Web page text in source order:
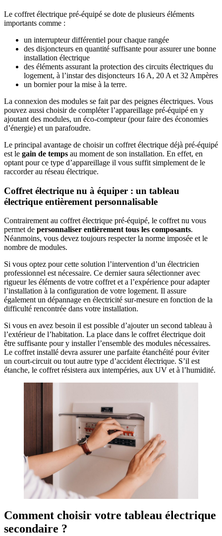
Le coffret électrique pré-équipé se dote de plusieurs éléments
importants comme :
un interrupteur différentiel pour chaque rangée
des disjoncteurs en quantité suffisante pour assurer une bonne
installation électrique
des éléments assurant la protection des circuits électriques du
logement, à l’instar des disjoncteurs 16 A, 20 A et 32 Ampères
un bornier pour la mise à la terre.
La connexion des modules se fait par des peignes électriques. Vous
pouvez aussi choisir de compléter l’appareillage pré-équipé en y
ajoutant des modules, un éco-compteur (pour faire des économies
d’énergie) et un parafoudre.
Le principal avantage de choisir un coffret électrique déjà pré-équipé
est le gain de temps au moment de son installation. En effet, en
optant pour ce type d’appareillage il vous suffit simplement de le
raccorder au réseau électrique.
Coffret électrique nu à équiper : un tableau
électrique entièrement personnalisable
Contrairement au coffret électrique pré-équipé, le coffret nu vous
permet de personnaliser entièrement tous les composants.
Néanmoins, vous devez toujours respecter la norme imposée et le
nombre de modules.
Si vous optez pour cette solution l’intervention d’un électricien
professionnel est nécessaire. Ce dernier saura sélectionner avec
rigueur les éléments de votre coffret et a l’expérience pour adapter
l’installation à la configuration de votre logement. Il assure
également un dépannage en électricité sur-mesure en fonction de la
difficulté rencontrée dans votre installation.
Si vous en avez besoin il est possible d’ajouter un second tableau à
l’extérieur de l’habitation. La place dans le coffret électrique doit
être suffisante pour y installer l’ensemble des modules nécessaires.
Le coffret installé devra assurer une parfaite étanchéité pour éviter
un court-circuit ou tout autre type d’accident électrique. S’il est
étanche, le coffret résistera aux intempéries, aux UV et à l’humidité.
Comment choisir votre tableau électrique
secondaire ?